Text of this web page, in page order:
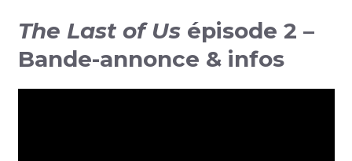
The Last of Us épisode 2 –
Bande-annonce & infos